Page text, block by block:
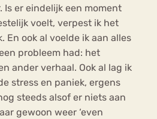
er eindelijk een moment
voelt, verpest ik het
En ook al voelde ik aan alles
probleem had: het
ander verhaal. Ook al lag ik
stress en paniek, ergens
steeds alsof er niets aan
gewoon weer ‘even